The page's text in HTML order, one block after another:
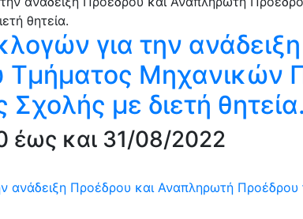
για την
Τμήματος Μηχανικών
Σχολής με διετή θητεία.
έως και 31/08/2022
ανάδειξη Προέδρου και Αναπληρωτή